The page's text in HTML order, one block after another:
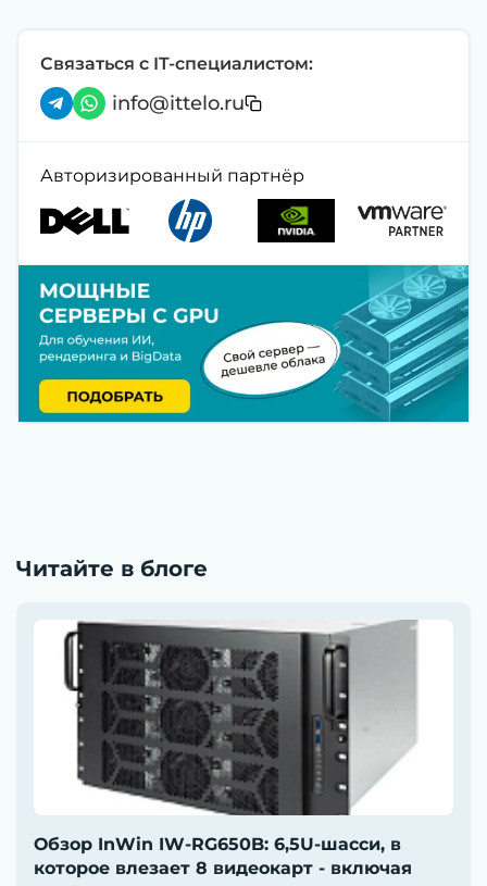
Связаться с IT-специалистом:
info@ittelo.ru
Авторизированный партнёр
Читайте в блоге
Обзор InWin IW-RG650B: 6,5U-шасси, в
которое влезает 8 видеокарт - включая